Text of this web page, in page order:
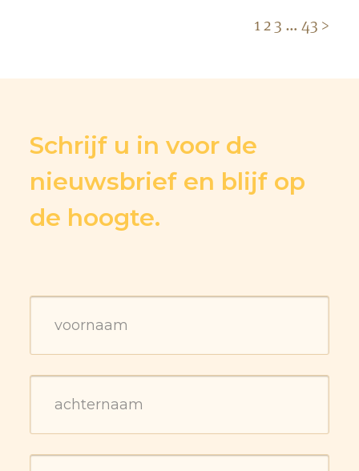
123 … 43 >
Schrijf u in voor de
nieuwsbrief en blijf op
de hoogte.